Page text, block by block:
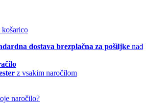
dostava brezplačna za pošiljke nad
z vsakim naročilom
naročilo?